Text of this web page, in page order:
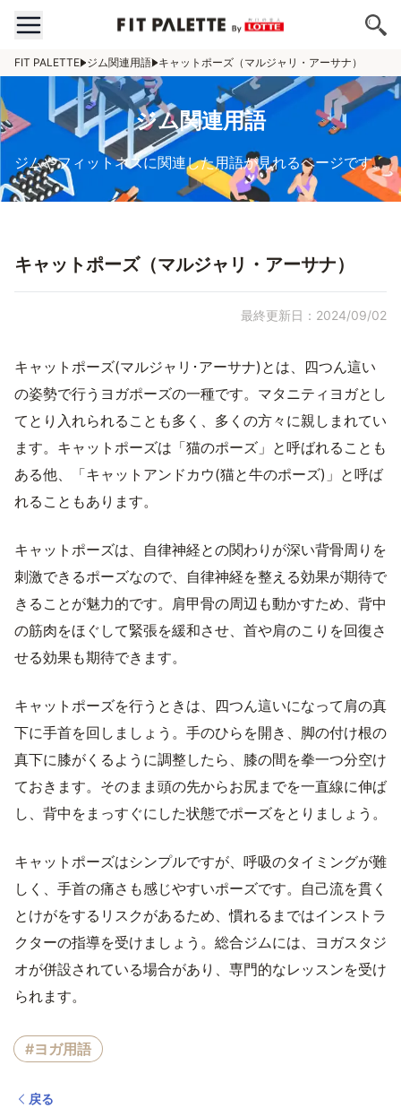
FIT PALETTE ジム関連用語 キャットポーズ（マルジャリ・アーサナ）
ジム関連用語
ジムやフィットネスに関連した用語が見れるページです。
キャットポーズ（マルジャリ・アーサナ）
最終更新日：2024/09/02
キャットポーズ(マルジャリ･アーサナ)とは、四つん這い
の姿勢で行うヨガポーズの一種です。マタニティヨガとし
てとり入れられることも多く、多くの方々に親しまれてい
ます。キャットポーズは「猫のポーズ」と呼ばれることも
ある他、「キャットアンドカウ(猫と牛のポーズ)」と呼ば
れることもあります。
キャットポーズは、自律神経との関わりが深い背骨周りを
刺激できるポーズなので、自律神経を整える効果が期待で
きることが魅力的です。肩甲骨の周辺も動かすため、背中
の筋肉をほぐして緊張を緩和させ、首や肩のこりを回復さ
せる効果も期待できます。
キャットポーズを行うときは、四つん這いになって肩の真
下に手首を回しましょう。手のひらを開き、脚の付け根の
真下に膝がくるように調整したら、膝の間を拳一つ分空け
ておきます。そのまま頭の先からお尻までを一直線に伸ば
し、背中をまっすぐにした状態でポーズをとりましょう。
キャットポーズはシンプルですが、呼吸のタイミングが難
しく、手首の痛さも感じやすいポーズです。自己流を貫く
とけがをするリスクがあるため、慣れるまではインストラ
クターの指導を受けましょう。総合ジムには、ヨガスタジ
オが併設されている場合があり、専門的なレッスンを受け
られます。
#ヨガ用語
戻る